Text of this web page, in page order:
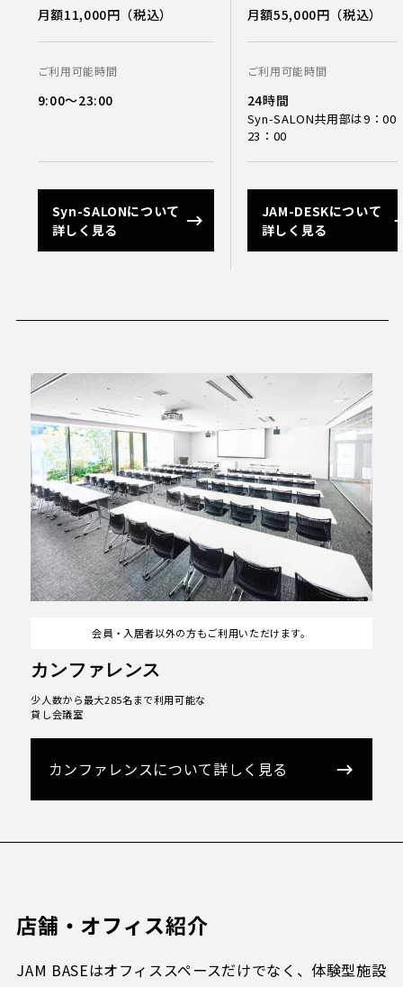
月額11,000円（税込） 月額55,000円（税込）
ご利用可能時間
9:00〜23:00
ご利用可能時間
24時間
Syn-SALON共用部は9：00
23：00
Syn-SALONについて
詳しく見る
JAM-DESKについて
詳しく見る
少人数から最大285名まで利用可能な
貸し会議室
カンファレンス
会員・入居者以外の方もご利用いただけます。
カンファレンスについて詳しく見る
店舗・オフィス紹介
JAM BASEはオフィススペースだけでなく、体験型施設